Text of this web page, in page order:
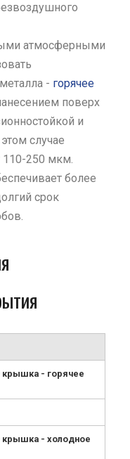
атмосферными
- горячее
поверх
и
случае
110-250 мкм.
более
срок
- горячее
- холодное